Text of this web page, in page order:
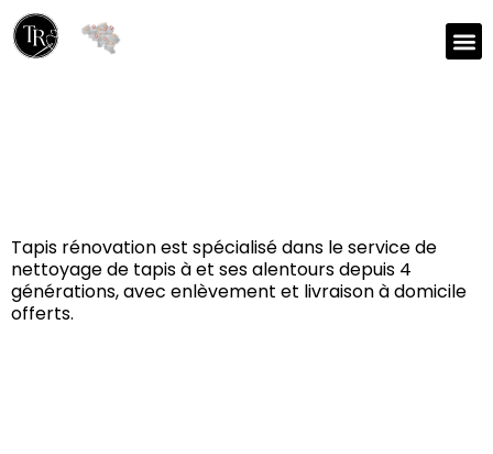
Tapis rénovation est spécialisé dans le service de
nettoyage de tapis à et ses alentours depuis 4
générations, avec enlèvement et livraison à domicile
offerts.